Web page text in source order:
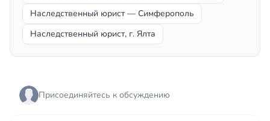
Наследственный юрист — Симферополь
Наследственный юрист, г. Ялта
Присоединяйтесь к обсуждению